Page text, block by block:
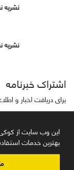
این وب سایت از کوکی
بهترین خدمات
نشریه
نشریه
اشتراک خبرنامه
برای دریافت اخبار و